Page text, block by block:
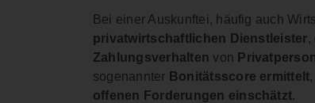
Bei einer Auskunftei, häufig auch
privatwirtschaftlichen Dienstleister,
Zahlungsverhalten von
sogenannter Bonitätsscore ermittelt
offenen Forderungen einschätzt.